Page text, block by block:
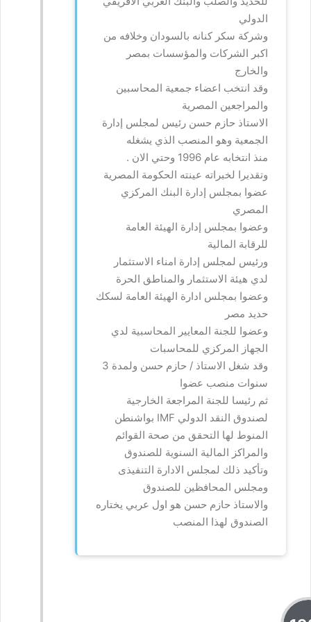
الدولي
وشركة سكر كنانه بالسودان وخلافه من
اكبر الشركات والمؤسسات بمصر
والخارج
وقد انتخب اعضاء جمعية المحاسبين
والمراجعين المصرية
الاستاذ حازم حسن رئيس لمجلس إدارة
الجمعية وهو المنصب الذي يشغله
منذ انتخابه عام 1996 وحتي الان .
وتقديرا لخبراته عينته الحكومة المصرية
عضوا بمجلس إدارة البنك المركزي
المصري
وعضوا بمجلس إدارة الهيئة العامة
للرقابة المالية
ورئيس لمجلس إدارة امناء الاستثمار
لدي هيئة الاستثمار والمناطق الحرة
وعضوا بمجلس ادارة الهيئة العامة لسكك
حديد مصر
وعضوا للجنة المعايير المحاسبية لدي
الجهاز المركزي للمحاسبات
وقد شغل الاستاذ / حازم حسن ولمدة 3
سنوات منصب عضوا
ثم رئيسا للجنة المراجعة الخارجية
لصندوق النقد الدولي IMF بواشنطن
المنوط لها التحقق من صحة القوائم
والمراكز المالية السنوية للصندوق
وتأكيد ذلك لمجلس الادارة التنفيذى
ومجلس المحافظين للصندوق
والاستاذ حازم حسن هو اول عربي يختاره
الصندوق لهذا المنصب